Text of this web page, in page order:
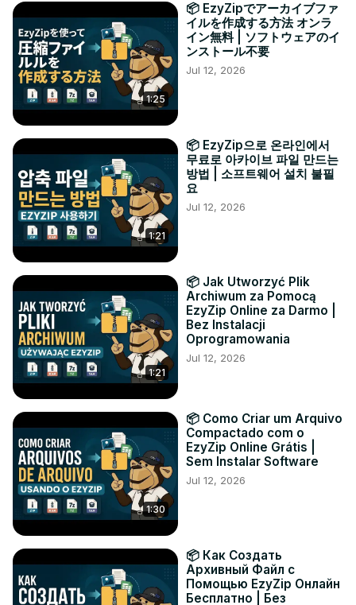
1:25
📦 EzyZipでアーカイブファ
イルを作成する方法 オンラ
イン無料 | ソフトウェアのイ
ンストール不要
Jul 12, 2026
1:21
📦 EzyZip으로 온라인에서
무료로 아카이브 파일 만드는
방법 | 소프트웨어 설치 불필
요
Jul 12, 2026
1:21
📦 Jak Utworzyć Plik
Archiwum za Pomocą
EzyZip Online za Darmo |
Bez Instalacji
Oprogramowania
Jul 12, 2026
1:30
📦 Como Criar um Arquivo
Compactado com o
EzyZip Online Grátis |
Sem Instalar Software
Jul 12, 2026
📦 Как Создать
Архивный Файл с
Помощью EzyZip Онлайн
Бесплатно | Без